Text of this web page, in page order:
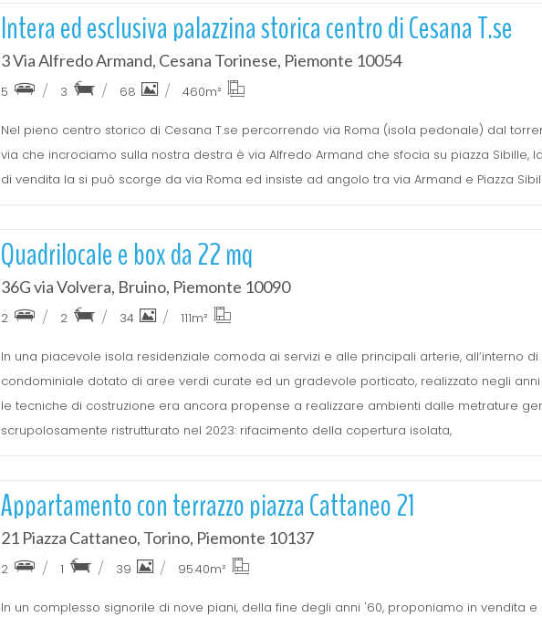
Intera ed esclusiva palazzina storica centro di Cesana T.se
3 Via Alfredo Armand, Cesana Torinese, Piemonte 10054
5 3 68 460m²
Nel pieno centro storico di Cesana T.se percorrendo via Roma (isola pedonale) dal
via che incrociamo sulla nostra destra è via Alfredo Armand che sfocia su piazza Sibille,
di vendita la si può scorge da via Roma ed insiste ad angolo tra via Armand e Piazza
Quadrilocale e box da 22 mq
36G via Volvera, Bruino, Piemonte 10090
2 2 34 111m²
In una piacevole isola residenziale comoda ai servizi e alle principali arterie, all’interno
condominiale dotato di aree verdi curate ed un gradevole porticato, realizzato negli anni
le tecniche di costruzione era ancora propense a realizzare ambienti dalle metrature
scrupolosamente ristrutturato nel 2023: rifacimento della copertura isolata,
Appartamento con terrazzo piazza Cattaneo 21
21 Piazza Cattaneo, Torino, Piemonte 10137
2 1 39 95.40m²
In un complesso signorile di nove piani, della fine degli anni '60, proponiamo in vendita e